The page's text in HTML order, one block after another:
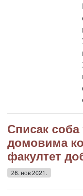
Списак соба
домовима
факултет
26. нов 2021.